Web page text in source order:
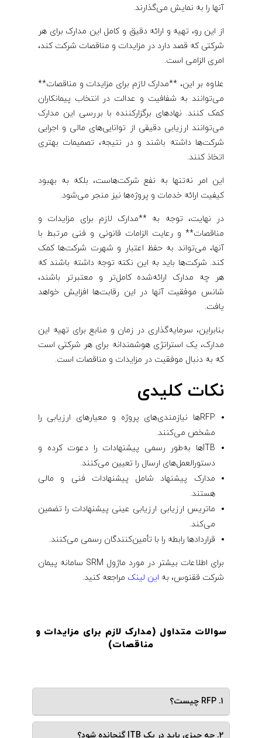
آنها را به نمایش می‌گذارند.
از این رو، تهیه و ارائه دقیق و کامل این مدارک برای هر
شرکتی که قصد دارد در مزایدات و مناقصات شرکت کند،
امری الزامی است.
علاوه بر این، **مدارک لازم برای مزایدات و مناقصات**
می‌توانند به شفافیت و عدالت در انتخاب پیمانکاران
کمک کنند. نهادهای برگزارکننده با بررسی این مدارک
می‌توانند ارزیابی دقیقی از توانایی‌های مالی و اجرایی
شرکت‌ها داشته باشند و در نتیجه، تصمیمات بهتری
اتخاذ کنند.
این امر نه‌تنها به نفع شرکت‌هاست، بلکه به بهبود
کیفیت ارائه خدمات و پروژه‌ها نیز منجر می‌شود.
در نهایت، توجه به **مدارک لازم برای مزایدات و
مناقصات** و رعایت الزامات قانونی و فنی مرتبط با
آنها، می‌تواند به حفظ اعتبار و شهرت شرکت‌ها کمک
کند. شرکت‌ها باید به این نکته توجه داشته باشند که
هر چه مدارک ارائه‌شده کامل‌تر و معتبرتر باشند،
شانس موفقیت آنها در این رقابت‌ها افزایش خواهد
یافت.
بنابراین، سرمایه‌گذاری در زمان و منابع برای تهیه این
مدارک، یک استراتژی هوشمندانه برای هر شرکتی است
که به دنبال موفقیت در مزایدات و مناقصات است.
نکات کلیدی
RFPها نیازمندی‌های پروژه و معیارهای ارزیابی را
مشخص می‌کنند.
ITBها به‌طور رسمی پیشنهادات را دعوت کرده و
دستورالعمل‌های ارسال را تعیین می‌کنند.
مدارک پیشنهاد شامل پیشنهادات فنی و مالی
هستند.
ماتریس ارزیابی ارزیابی عینی پیشنهادات را تضمین
می‌کند.
قراردادها رابطه را با تأمین‌کنندگان رسمی می‌کنند.
برای اطلاعات بیشتر در مورد ماژول SRM سامانه پیمان
شرکت ققنوس، به این لینک مراجعه کنید.
سوالات متداول (مدارک لازم برای مزایدات و
مناقصات)
1. RFP چیست؟
2. چه چیزی باید در یک ITB گنجانده شود؟